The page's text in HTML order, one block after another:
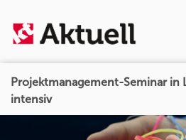
Projektmanagement-Seminar in
intensiv